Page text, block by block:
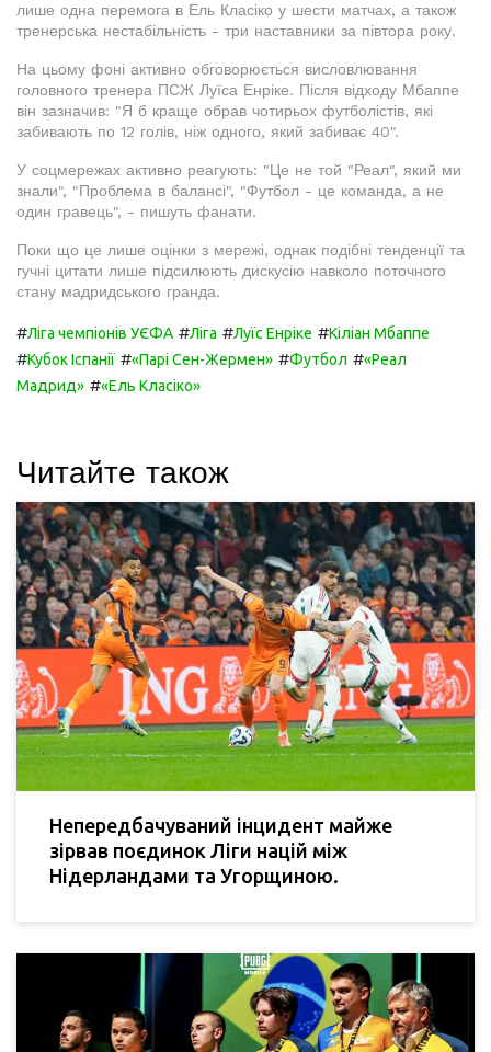
лише одна перемога в Ель Класіко у шести матчах, а також
тренерська нестабільність - три наставники за півтора року.
На цьому фоні активно обговорюється висловлювання
головного тренера ПСЖ Луїса Енріке. Після відходу Мбаппе
він зазначив: "Я б краще обрав чотирьох футболістів, які
забивають по 12 голів, ніж одного, який забиває 40".
У соцмережах активно реагують: "Це не той "Реал", який ми
знали", "Проблема в балансі", "Футбол - це команда, а не
один гравець", - пишуть фанати.
Поки що це лише оцінки з мережі, однак подібні тенденції та
гучні цитати лише підсилюють дискусію навколо поточного
стану мадридського гранда.
#Ліга чемпіонів УЄФА #Ліга #Луїс Енріке #Кіліан Мбаппе
#Кубок Іспанії #«Парі Сен-Жермен» #Футбол #«Реал
Мадрид» #«Ель Класіко»
Читайте також
Непередбачуваний інцидент майже
зірвав поєдинок Ліги націй між
Нідерландами та Угорщиною.